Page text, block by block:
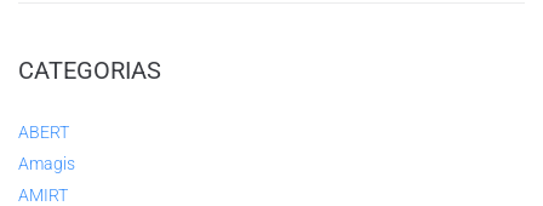
CATEGORIAS
ABERT
Amagis
AMIRT